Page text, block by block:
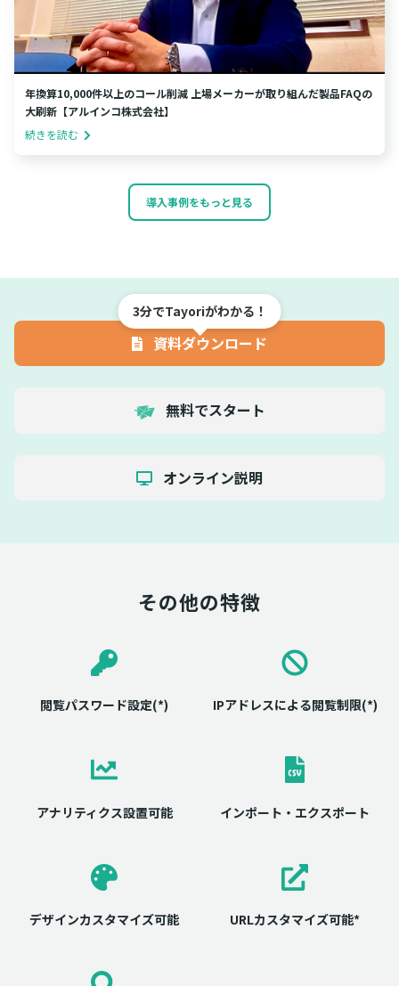
年換算10,000件以上のコール削減 上場メーカーが取り組んだ製品FAQの
大刷新【アルインコ株式会社】
続きを読む
導入事例をもっと見る
3分でTayoriがわかる！
資料ダウンロード
無料でスタート
オンライン説明
その他の特徴
閲覧パスワード設定(*) IPアドレスによる閲覧制限(*)
アナリティクス設置可能 インポート・エクスポート
デザインカスタマイズ可能 URLカスタマイズ可能*